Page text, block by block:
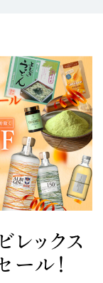
レックス
ル！